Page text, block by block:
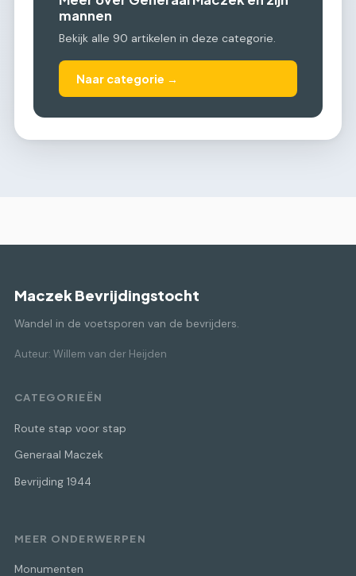
mannen
Bekijk alle 90 artikelen in deze categorie.
Naar categorie →
Maczek Bevrijdingstocht
Wandel in de voetsporen van de bevrijders.
Auteur: Willem van der Heijden
CATEGORIEËN
Route stap voor stap
Generaal Maczek
Bevrijding 1944
MEER ONDERWERPEN
Monumenten